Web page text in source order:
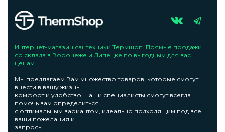
Интернет-магазин сантехники Термшоп. Прямые продажи
со склада в Воронеже и Липецке по выгодным для вас
ценам.
Мы предлагаем Вам множество товаров, которые смогут
внести в вашу жизнь
комфорт и удобство. Наши специалисты смогут всегда
помочь вам определиться
с оптимальным вариантом, идеально подходящим под все
ваши пожелания и
запросы.